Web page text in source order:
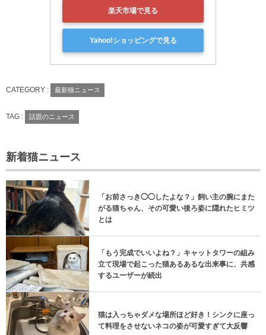
楽天市場で見る
Yahoo!ショッピングで見る
CATEGORY : 最新猫ニュース
TAG : 話題のニュース
新着猫ニュース
「お前さっき◯◯したよな？」飼い主の腕にまた
がる猫ちゃん、その可愛い後ろ姿に隠れたヒミツ
とは
「もう完成でいいよね？」キャットタワーの組み
立て現場で起こった猫あるあるな出来事に、共感
するユーザーが続出
猫は入っちゃダメな場所ほど好き！シンクに座っ
て料理をさせないネコの姿が可愛すぎて大反響